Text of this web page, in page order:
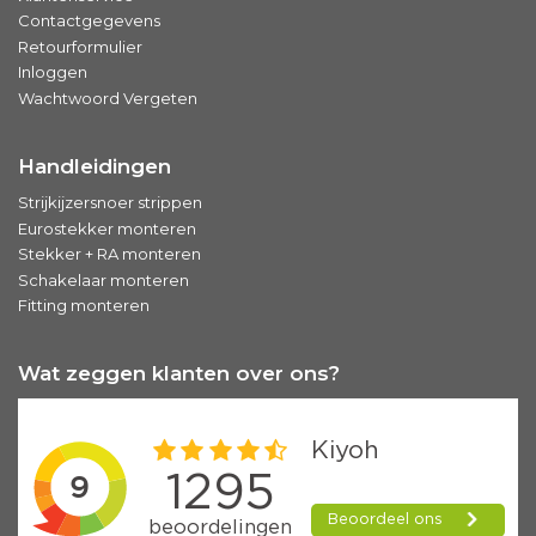
Contactgegevens
Retourformulier
Inloggen
Wachtwoord Vergeten
Handleidingen
Strijkijzersnoer strippen
Eurostekker monteren
Stekker + RA monteren
Schakelaar monteren
Fitting monteren
Wat zeggen klanten over ons?